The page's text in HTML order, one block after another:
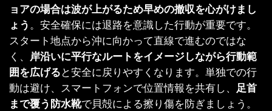
ョアの場合は波が上がるため早めの撤収を心がけまし
ょう 。安全確保には退路を意識した行動が重要です。
スタート地点から沖に向かって直線で進むのではな
く、 岸沿いに平行なルートをイメージしながら行動範
囲を広げる と安全に戻りやすくなります。単独での行
動は避け、スマートフォンで位置情報を共有し、 足首
まで覆う防水靴で貝殻による擦り傷を防ぎましょう。